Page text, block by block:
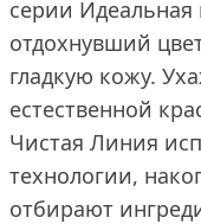
серии
отдохнувший
гладкую кожу.
естественной
Чистая Линия
технологии,
отбирают